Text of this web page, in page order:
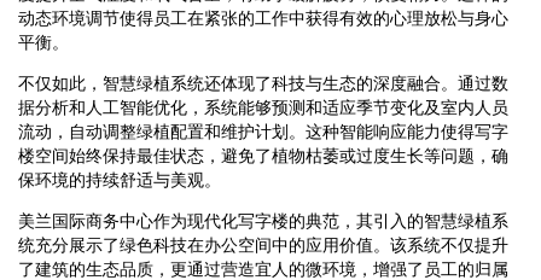
动态环境调节使得员工在紧张的工作中获得有效的心理放松与身心
平衡。
不仅如此，智慧绿植系统还体现了科技与生态的深度融合。通过数
据分析和人工智能优化，系统能够预测和适应季节变化及室内人员
流动，自动调整绿植配置和维护计划。这种智能响应能力使得写字
楼空间始终保持最佳状态，避免了植物枯萎或过度生长等问题，确
保环境的持续舒适与美观。
美兰国际商务中心作为现代化写字楼的典范，其引入的智慧绿植系
统充分展示了绿色科技在办公空间中的应用价值。该系统不仅提升
了建筑的生态品质，更通过营造宜人的微环境，增强了员工的归属